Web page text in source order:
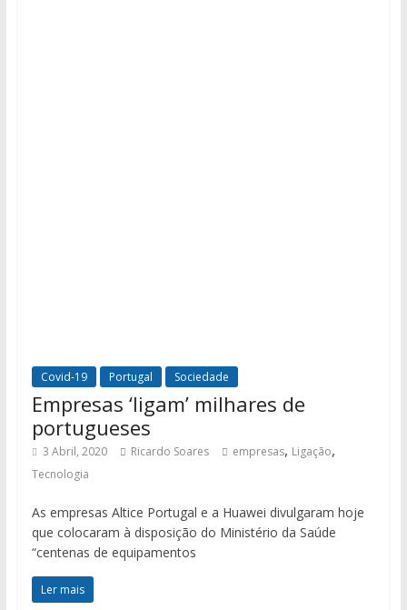
Covid-19 Portugal Sociedade
Empresas ‘ligam’ milhares de
portugueses
3 Abril, 2020 Ricardo Soares empresas, Ligação,
Tecnologia
As empresas Altice Portugal e a Huawei divulgaram hoje
que colocaram à disposição do Ministério da Saúde
“centenas de equipamentos
Ler mais